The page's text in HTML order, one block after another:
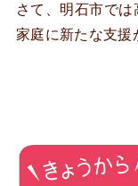
さて、明石市で
家庭に新たな支援